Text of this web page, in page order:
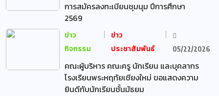
การสมัครลงทะเบียนชุมนุม ปีการศึกษา
2569
ข่าว
กิจกรรม
ข่าว
ประชาสัมพันธ์
05/22/2026
คณะผู้บริหาร คณะครู นักเรียน และบุคลากร
โรงเรียนพระหฤทัยเชียงใหม่ ขอแสดงความ
ยินดีกับนักเรียนชั้นมัธยม